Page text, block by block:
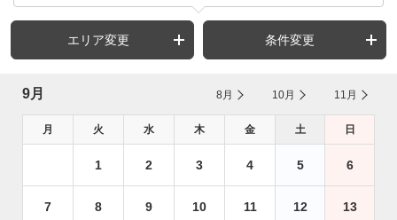
エリア変更 条件変更
9月 8月 10月 11月
月 火 水 木 金 土 日
1 2 3 4 5 6
7 8 9 10 11 12 13